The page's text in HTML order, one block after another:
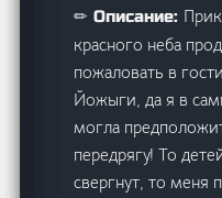
✏ Описание:
красного неба
пожаловать в
Йожыги, да я в
могла
передрягу! То
свергнут, то меня